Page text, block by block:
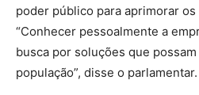
poder público para aprimorar
“Conhecer pessoalmente a
busca por soluções que
população”, disse o parlamentar.